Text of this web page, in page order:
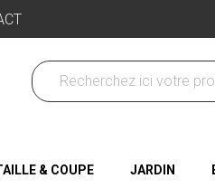
& COUPE JARDIN